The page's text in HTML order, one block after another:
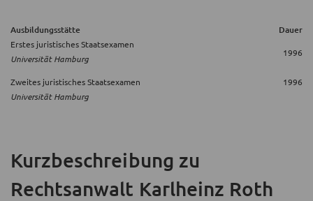
Ausbildungsstätte Dauer
Erstes juristisches Staatsexamen
Universität Hamburg
1996
Zweites juristisches Staatsexamen
Universität Hamburg
1996
Kurzbeschreibung zu
Rechtsanwalt Karlheinz Roth